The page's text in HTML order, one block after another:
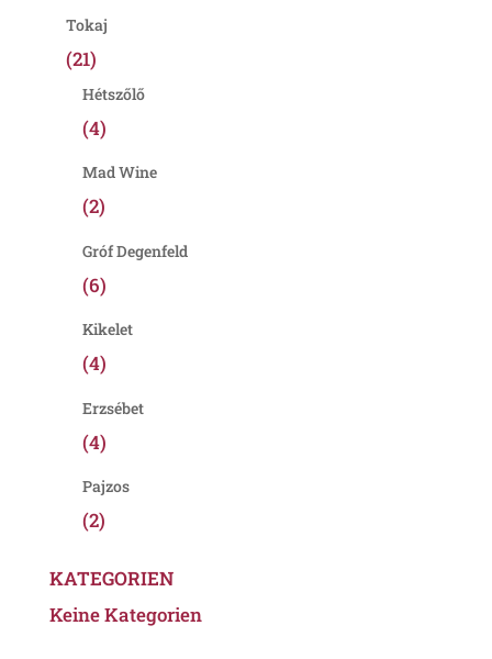
Tokaj
(21)
Hétszőlő
(4)
Mad Wine
(2)
Gróf Degenfeld
(6)
Kikelet
(4)
Erzsébet
(4)
Pajzos
(2)
KATEGORIEN
Keine Kategorien